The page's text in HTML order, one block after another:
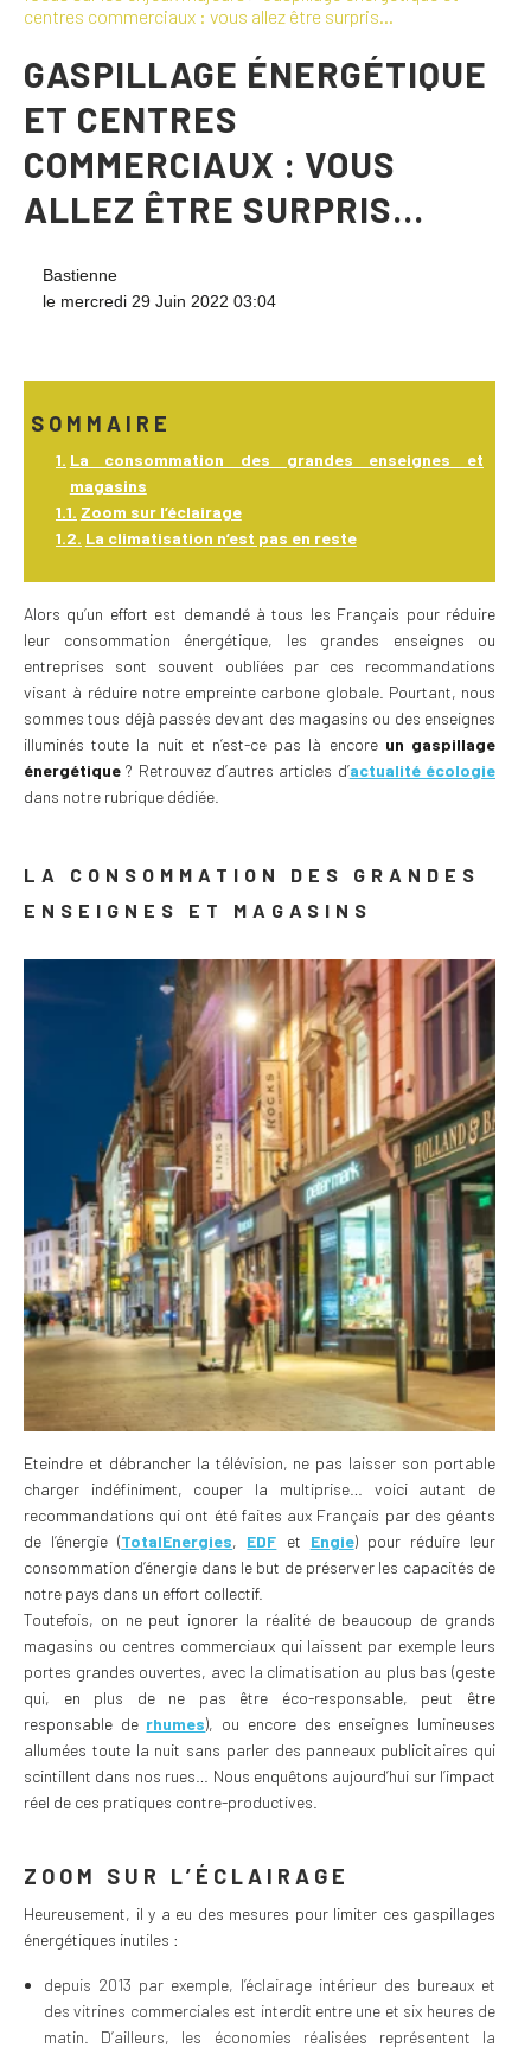
centres commerciaux : vous allez être surpris…
GASPILLAGE ÉNERGÉTIQUE
ET CENTRES
COMMERCIAUX : VOUS
ALLEZ ÊTRE SURPRIS…
Bastienne
le mercredi 29 Juin 2022 03:04
SOMMAIRE
La consommation des grandes enseignes et
magasins
Zoom sur l’éclairage
La climatisation n’est pas en reste
Alors qu’un effort est demandé à tous les Français pour réduire
leur consommation énergétique, les grandes enseignes ou
entreprises sont souvent oubliées par ces recommandations
visant à réduire notre empreinte carbone globale. Pourtant, nous
sommes tous déjà passés devant des magasins ou des enseignes
illuminés toute la nuit et n’est-ce pas là encore un gaspillage
énergétique ? Retrouvez d’autres articles d’actualité écologie
dans notre rubrique dédiée.
LA CONSOMMATION DES GRANDES
ENSEIGNES ET MAGASINS
Eteindre et débrancher la télévision, ne pas laisser son portable
charger indéfiniment, couper la multiprise… voici autant de
recommandations qui ont été faites aux Français par des géants
de l’énergie (TotalEnergies, EDF et Engie) pour réduire leur
consommation d’énergie dans le but de préserver les capacités de
notre pays dans un effort collectif.
Toutefois, on ne peut ignorer la réalité de beaucoup de grands
magasins ou centres commerciaux qui laissent par exemple leurs
portes grandes ouvertes, avec la climatisation au plus bas (geste
qui, en plus de ne pas être éco-responsable, peut être
responsable de rhumes), ou encore des enseignes lumineuses
allumées toute la nuit sans parler des panneaux publicitaires qui
scintillent dans nos rues… Nous enquêtons aujourd’hui sur l’impact
réel de ces pratiques contre-productives.
ZOOM SUR L’ÉCLAIRAGE
Heureusement, il y a eu des mesures pour limiter ces gaspillages
énergétiques inutiles :
depuis 2013 par exemple, l’éclairage intérieur des bureaux et
des vitrines commerciales est interdit entre une et six heures de
matin. D’ailleurs, les économies réalisées représentent la